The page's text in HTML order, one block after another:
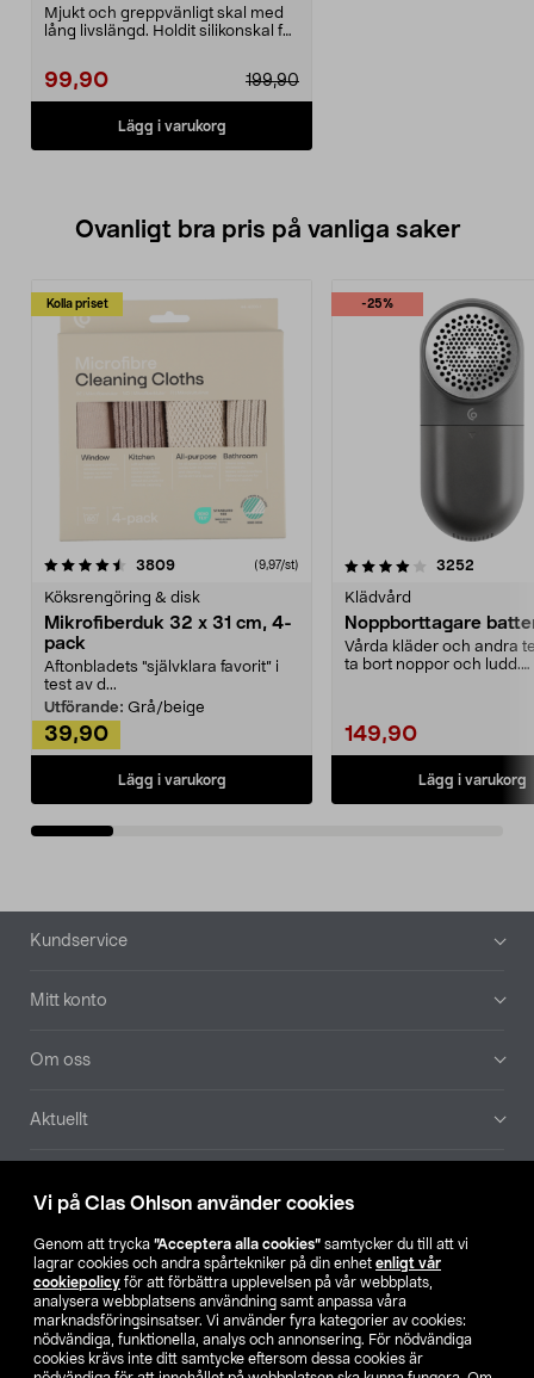
Vi på Clas Ohlson använder cookies
Genom att trycka ”Acceptera alla cookies” samtycker du till att vi
lagrar cookies och andra spårtekniker på din enhet enligt vår
cookiepolicy för att förbättra upplevelsen på vår webbplats,
analysera webbplatsens användning samt anpassa våra
marknadsföringsinsatser. Vi använder fyra kategorier av cookies:
nödvändiga, funktionella, analys och annonsering. För nödvändiga
cookies krävs inte ditt samtycke eftersom dessa cookies är
mobilskal
Mjukt och greppvänligt skal med
lång livslängd. Holdit silikonskal för
99,90 199,90
Lägg i varukorg
Ovanligt bra pris på vanliga saker
Kolla priset
3809recensioner (9,97/st)
Köksrengöring & disk
Mikrofiberduk 32 x 31 cm, 4-
pack
Aftonbladets "självklara favorit” i
test av d...
Utförande: Grå/beige
39,90
Lägg i varukorg
-25%
4.0av 5 stjärnor 3252
Klädvård
Noppborttagare
Vårda kläder och andra
ta bort noppor och ludd.
149,90
Lägg i varukorg
4.5av 5 stjärnor
Sidfot
Kundservice
Mitt konto
Om oss
Aktuellt
Hitta butik
SE NO FI